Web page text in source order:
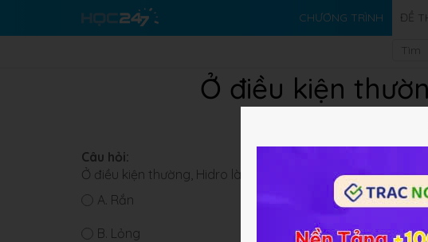
CHƯƠNG TRÌNH ĐỀ
Ở điều kiện
Câu hỏi:
Ở điều kiện thường, Hidro là chất ở trạng thái nào?
A. Rắn
B. Lỏng